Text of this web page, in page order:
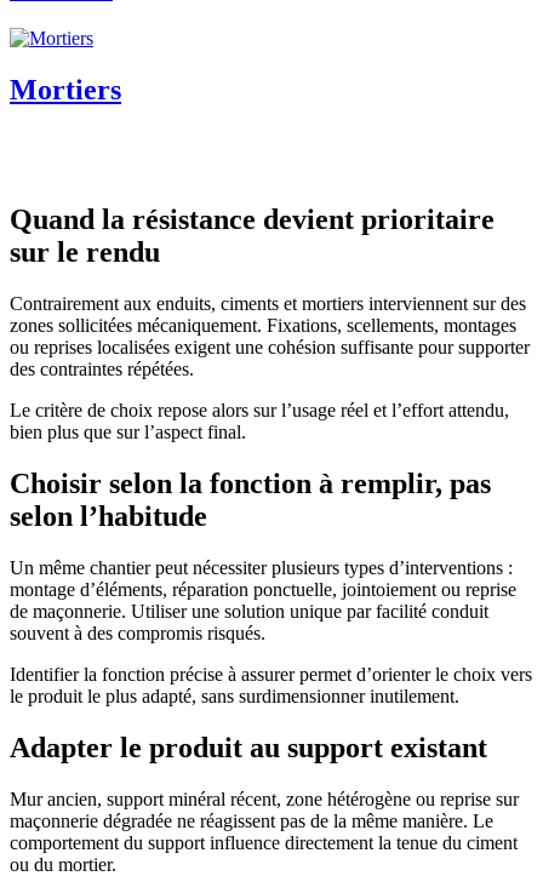
Mortiers
Quand la résistance devient prioritaire
sur le rendu
Contrairement aux enduits, ciments et mortiers interviennent sur des
zones sollicitées mécaniquement. Fixations, scellements, montages
ou reprises localisées exigent une cohésion suffisante pour supporter
des contraintes répétées.
Le critère de choix repose alors sur l’usage réel et l’effort attendu,
bien plus que sur l’aspect final.
Choisir selon la fonction à remplir, pas
selon l’habitude
Un même chantier peut nécessiter plusieurs types d’interventions :
montage d’éléments, réparation ponctuelle, jointoiement ou reprise
de maçonnerie. Utiliser une solution unique par facilité conduit
souvent à des compromis risqués.
Identifier la fonction précise à assurer permet d’orienter le choix vers
le produit le plus adapté, sans surdimensionner inutilement.
Adapter le produit au support existant
Mur ancien, support minéral récent, zone hétérogène ou reprise sur
maçonnerie dégradée ne réagissent pas de la même manière. Le
comportement du support influence directement la tenue du ciment
ou du mortier.